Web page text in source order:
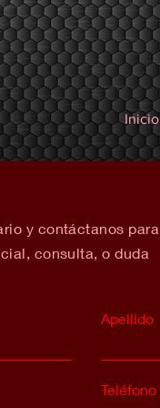
Inicio
y contáctanos para
consulta, o duda
Apellido
Teléfono